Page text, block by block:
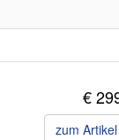
€
zum